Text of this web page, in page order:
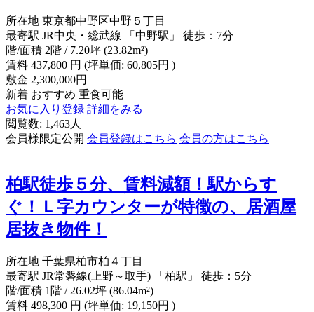
所在地 東京都中野区中野５丁目
最寄駅 JR中央・総武線 「中野駅」 徒歩：7分
階/面積 2階 / 7.20坪 (23.82m²)
賃料 437,800 円 (坪単価: 60,805円 )
敷金 2,300,000円
新着 おすすめ 重食可能
お気に入り登録 詳細をみる
閲覧数: 1,463人
会員様限定公開 会員登録はこちら 会員の方はこちら
柏駅徒歩５分、賃料減額！駅からす
ぐ！Ｌ字カウンターが特徴の、居酒屋
居抜き物件！
所在地 千葉県柏市柏４丁目
最寄駅 JR常磐線(上野～取手) 「柏駅」 徒歩：5分
階/面積 1階 / 26.02坪 (86.04m²)
賃料 498,300 円 (坪単価: 19,150円 )